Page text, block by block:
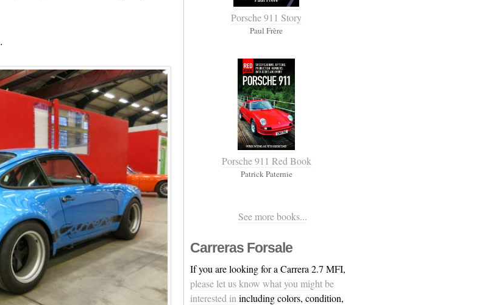
.
Porsche 911 Story
Paul Frère
Porsche 911 Red Book
Patrick Paternie
See more books...
Carreras Forsale
If you are looking for a Carrera 2.7 MFI,
please let us know what you might be
interested in including colors, condition,